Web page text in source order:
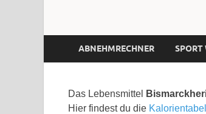
ABNEHMRECHNER SPORT
Das Lebensmittel
Hier findest du die